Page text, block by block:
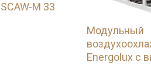
M 33
Модульный
Energolux с